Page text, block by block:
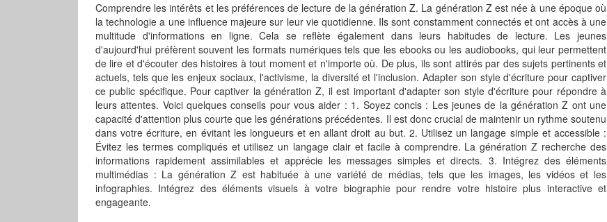
Comprendre les intérêts et les préférences de lecture de la génération Z. La génération Z est née à une époque où
la technologie a une influence majeure sur leur vie quotidienne. Ils sont constamment connectés et ont accès à une
multitude d'informations en ligne. Cela se reflète également dans leurs habitudes de lecture. Les jeunes
d'aujourd'hui préfèrent souvent les formats numériques tels que les ebooks ou les audiobooks, qui leur permettent
de lire et d'écouter des histoires à tout moment et n'importe où. De plus, ils sont attirés par des sujets pertinents et
actuels, tels que les enjeux sociaux, l'activisme, la diversité et l'inclusion. Adapter son style d'écriture pour captiver
ce public spécifique. Pour captiver la génération Z, il est important d'adapter son style d'écriture pour répondre à
leurs attentes. Voici quelques conseils pour vous aider : 1. Soyez concis : Les jeunes de la génération Z ont une
capacité d'attention plus courte que les générations précédentes. Il est donc crucial de maintenir un rythme soutenu
dans votre écriture, en évitant les longueurs et en allant droit au but. 2. Utilisez un langage simple et accessible :
Évitez les termes compliqués et utilisez un langage clair et facile à comprendre. La génération Z recherche des
informations rapidement assimilables et apprécie les messages simples et directs. 3. Intégrez des éléments
multimédias : La génération Z est habituée à une variété de médias, tels que les images, les vidéos et les
infographies. Intégrez des éléments visuels à votre biographie pour rendre votre histoire plus interactive et
engageante.